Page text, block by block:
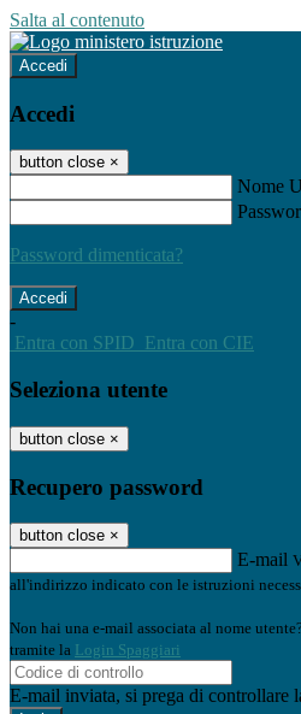
Salta al contenuto
Accedi
Accedi
button close ×
Nome
Password dimenticata?
-
Entra con SPID Entra con CIE
Seleziona utente
button close ×
Recupero password
button close ×
E-mail
all'indirizzo indicato con le istruzioni
Non hai una e-mail associata al nome
tramite la Login Spaggiari
E-mail inviata, si prega di controllare